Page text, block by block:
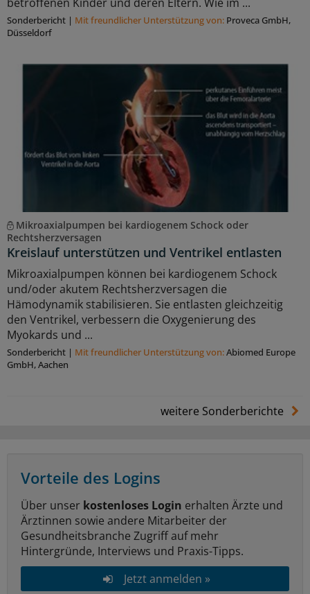
Sonderbericht | Mit freundlicher Unterstützung von: Proveca GmbH,
Düsseldorf
Mikroaxialpumpen bei kardiogenem Schock oder
Rechtsherzversagen
Kreislauf unterstützen und Ventrikel entlasten
Mikroaxialpumpen können bei kardiogenem Schock
und/oder akutem Rechtsherzversagen die
Hämodynamik stabilisieren. Sie entlasten gleichzeitig
den Ventrikel, verbessern die Oxygenierung des
Myokards und ...
Sonderbericht | Mit freundlicher Unterstützung von:Abiomed Europe
GmbH, Aachen
weitere Sonderberichte
Vorteile des Logins
Über unser kostenloses Login erhalten Ärzte und
Ärztinnen sowie andere Mitarbeiter der
Gesundheitsbranche Zugriff auf mehr
Hintergründe, Interviews und Praxis-Tipps.
Jetzt anmelden »